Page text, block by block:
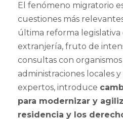
El fenómeno migratorio
cuestiones más
última reforma legislativa
extranjería, fruto de
consultas con
administraciones locales
expertos, introduce
para modernizar y
residencia y los